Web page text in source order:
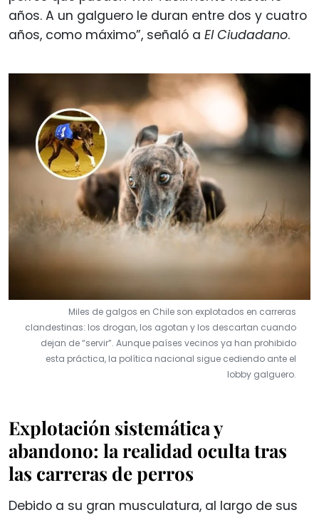
años. A un galguero le duran entre dos y cuatro
años, como máximo”, señaló a El Ciudadano.
Miles de galgos en Chile son explotados en carreras
clandestinas: los drogan, los agotan y los descartan cuando
dejan de “servir”. Aunque países vecinos ya han prohibido
esta práctica, la política nacional sigue cediendo ante el
lobby galguero.
Explotación sistemática y
abandono: la realidad oculta tras
las carreras de perros
Debido a su gran musculatura, al largo de sus